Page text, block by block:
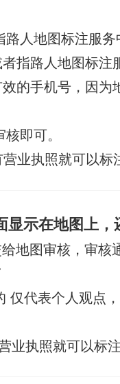
人地图标注服
指路人地图标注
的手机号，因为
即可。
营业执照就可以标
显示在地图上，
地图审核，审核
代表个人观点
业执照就可以标注